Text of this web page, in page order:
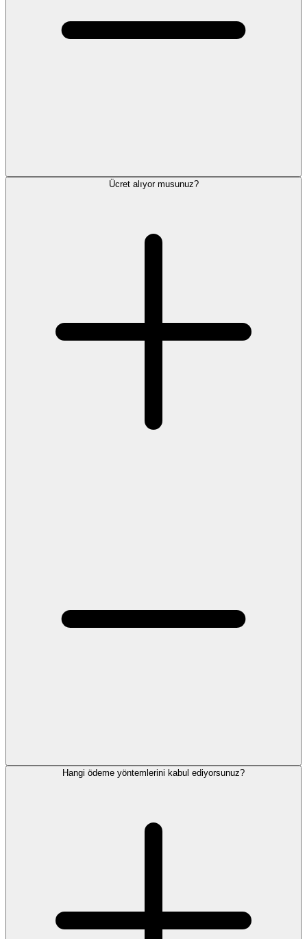
Ücret alıyor musunuz?
Hangi ödeme yöntemlerini kabul ediyorsunuz?